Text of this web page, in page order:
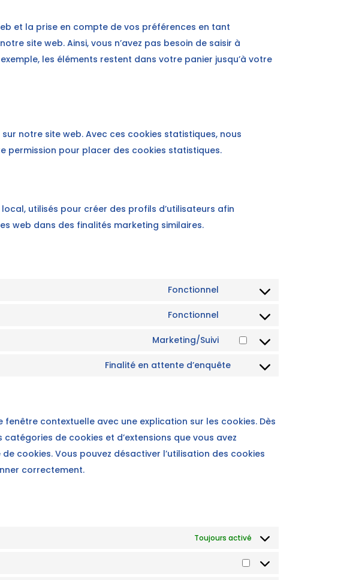
et la prise en compte de vos préférences en tant
site web. Ainsi, vous n’avez pas besoin de saisir à
les éléments restent dans votre panier jusqu’à votre
notre site web. Avec ces cookies statistiques, nous
permission pour placer des cookies statistiques.
utilisés pour créer des profils d’utilisateurs afin
web dans des finalités marketing similaires.
Fonctionnel
Consent
divi-
(elegant-
Fonctionnel
Consent
wordpress
Marketing/Suivi
Consent
to
Finalité en attente d’enquête
Consent
divers
contextuelle avec une explication sur les cookies. Dès
de cookies et d’extensions que vous avez
cookies. Vous pouvez désactiver l’utilisation des cookies
correctement.
Toujours activé
Préférences